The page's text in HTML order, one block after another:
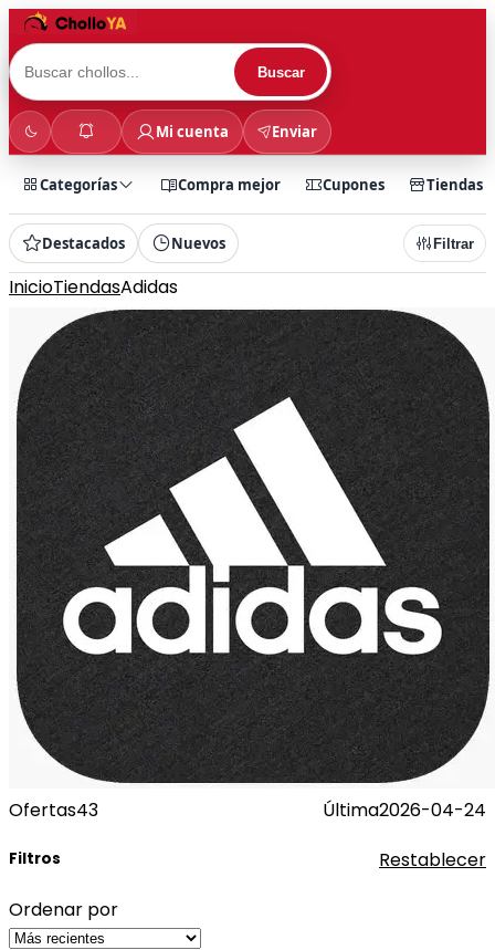
Buscar
Mi cuenta Enviar
Categorías Compra mejor Cupones Tiendas
Destacados Nuevos Filtrar
InicioTiendasAdidas
Ofertas43 Última2026-04-24
Filtros
Restablecer
Ordenar por